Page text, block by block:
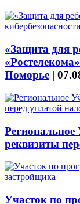
«Защита для
Поморье |
реквизиты
Участок по